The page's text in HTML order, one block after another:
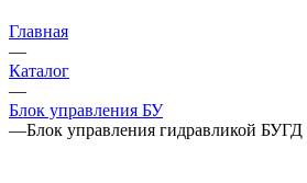
Главная
—
Каталог
—
Блок управления БУ
—Блок управления гидравликой